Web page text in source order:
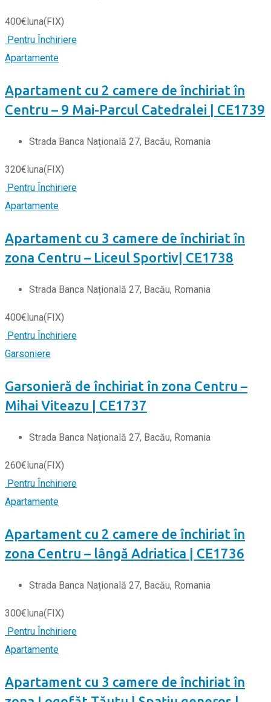
400€luna(FIX)
Pentru Închiriere
Apartamente
Apartament cu 2 camere de închiriat în
Centru – 9 Mai-Parcul Catedralei | CE1739
Strada Banca Națională 27, Bacău, Romania
320€luna(FIX)
Pentru Închiriere
Apartamente
Apartament cu 3 camere de închiriat în
zona Centru – Liceul Sportiv| CE1738
Strada Banca Națională 27, Bacău, Romania
400€luna(FIX)
Pentru Închiriere
Garsoniere
Garsonieră de închiriat în zona Centru –
Mihai Viteazu | CE1737
Strada Banca Națională 27, Bacău, Romania
260€luna(FIX)
Pentru Închiriere
Apartamente
Apartament cu 2 camere de închiriat în
zona Centru – lângă Adriatica | CE1736
Strada Banca Națională 27, Bacău, Romania
300€luna(FIX)
Pentru Închiriere
Apartamente
Apartament cu 3 camere de închiriat în